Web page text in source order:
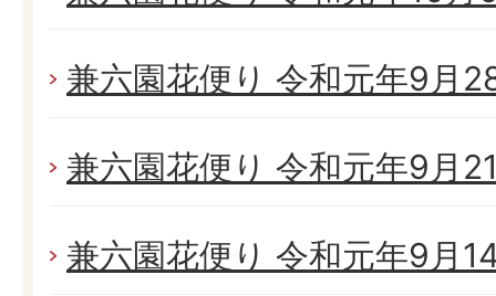
兼六園花便り 令和元年9月
兼六園花便り 令和元年9月
兼六園花便り 令和元年9月